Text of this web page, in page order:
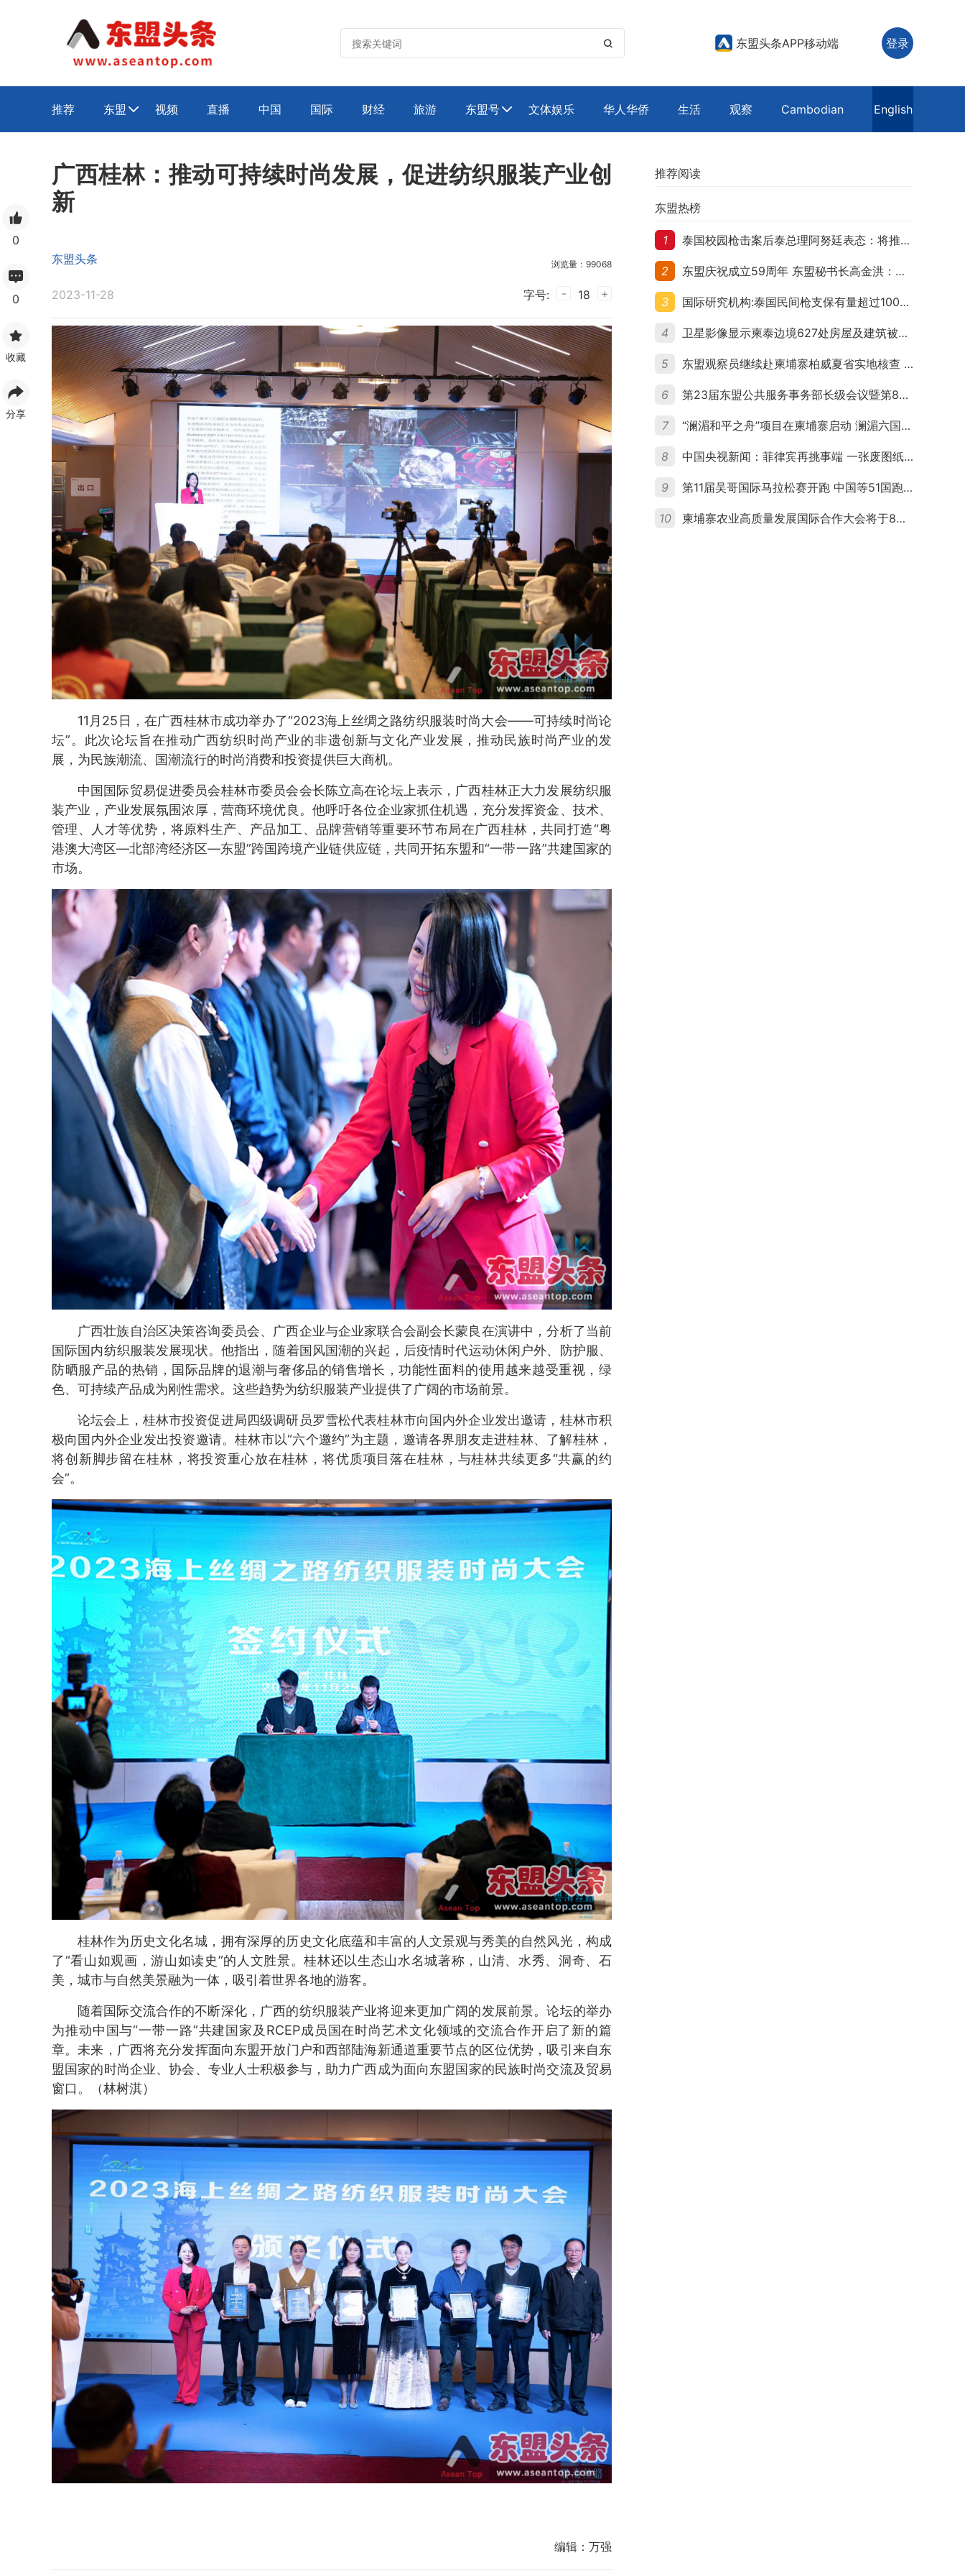
 东盟头条APP移动端 登录
推荐 东盟  视频 直播 中国 国际 财经 旅游 东盟号 文体娱乐 华人华侨 生活 观察 Cambodian English
0
0
收藏
分享
广西桂林：推动可持续时尚发展，促进纺织服装产业创
新
东盟头条 浏览量：99068
2023-11-28 字号: - 18 +
11月25日，在广西桂林市成功举办了“2023海上丝绸之路纺织服装时尚大会——可持续时尚论
坛”。此次论坛旨在推动广西纺织时尚产业的非遗创新与文化产业发展，推动民族时尚产业的发
展，为民族潮流、国潮流行的时尚消费和投资提供巨大商机。
中国国际贸易促进委员会桂林市委员会会长陈立高在论坛上表示，广西桂林正大力发展纺织服
装产业，产业发展氛围浓厚，营商环境优良。他呼吁各位企业家抓住机遇，充分发挥资金、技术、
管理、人才等优势，将原料生产、产品加工、品牌营销等重要环节布局在广西桂林，共同打造“粤
港澳大湾区—北部湾经济区—东盟”跨国跨境产业链供应链，共同开拓东盟和“一带一路”共建国家的
市场。
广西壮族自治区决策咨询委员会、广西企业与企业家联合会副会长蒙良在演讲中，分析了当前
国际国内纺织服装发展现状。他指出，随着国风国潮的兴起，后疫情时代运动休闲户外、防护服、
防晒服产品的热销，国际品牌的退潮与奢侈品的销售增长，功能性面料的使用越来越受重视，绿
色、可持续产品成为刚性需求。这些趋势为纺织服装产业提供了广阔的市场前景。
论坛会上，桂林市投资促进局四级调研员罗雪松代表桂林市向国内外企业发出邀请，桂林市积
极向国内外企业发出投资邀请。桂林市以“六个邀约”为主题，邀请各界朋友走进桂林、了解桂林，
将创新脚步留在桂林，将投资重心放在桂林，将优质项目落在桂林，与桂林共续更多“共赢的约
会”。
桂林作为历史文化名城，拥有深厚的历史文化底蕴和丰富的人文景观与秀美的自然风光，构成
了“看山如观画，游山如读史”的人文胜景。桂林还以生态山水名城著称，山清、水秀、洞奇、石
美，城市与自然美景融为一体，吸引着世界各地的游客。
随着国际交流合作的不断深化，广西的纺织服装产业将迎来更加广阔的发展前景。论坛的举办
为推动中国与“一带一路”共建国家及RCEP成员国在时尚艺术文化领域的交流合作开启了新的篇
章。未来，广西将充分发挥面向东盟开放门户和西部陆海新通道重要节点的区位优势，吸引来自东
盟国家的时尚企业、协会、专业人士积极参与，助力广西成为面向东盟国家的民族时尚交流及贸易
窗口。（林树淇）
编辑： 万强
推荐阅读
东盟热榜
1 泰国校园枪击案后泰总理阿努廷表态：将推动修法严控民众携枪
2 东盟庆祝成立59周年 东盟秘书长高金洪：加强团结合作应对跨国挑战
3 国际研究机构:泰国民间枪支保有量超过1000万 在东盟国家位居首位
4 卫星影像显示柬泰边境627处房屋及建筑被夷平 人权组织呼吁保护平民财产
5 东盟观察员继续赴柬埔寨柏威夏省实地核查 走访遭袭柬埔寨平民村庄
6 第23届东盟公共服务事务部长级会议暨第8届东盟与中日韩公共服务事务部长级会议在柬埔寨暹粒开幕
7 “澜湄和平之舟”项目在柬埔寨启动 澜湄六国青年共话和平与发展
8 中国央视新闻：菲律宾再挑事端 一张废图纸划不走中国黄岩岛
9 第11届吴哥国际马拉松赛开跑 中国等51国跑者齐聚暹粒
10 柬埔寨农业高质量发展国际合作大会将于8月20日举行